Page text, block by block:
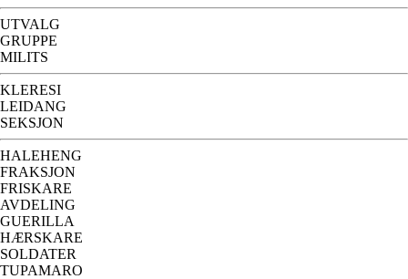
UTVALG
GRUPPE
MILITS
KLERESI
LEIDANG
SEKSJON
HALEHENG
FRAKSJON
FRISKARE
AVDELING
GUERILLA
HÆRSKARE
SOLDATER
TUPAMARO